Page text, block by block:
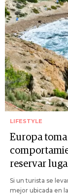
LIFESTYLE
Europa
reservar
Si un turista se
mejor ubicada en